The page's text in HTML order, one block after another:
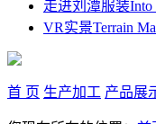
走进刘潭服装Into
VR实景Terrain
首 页 生产加工 产品展